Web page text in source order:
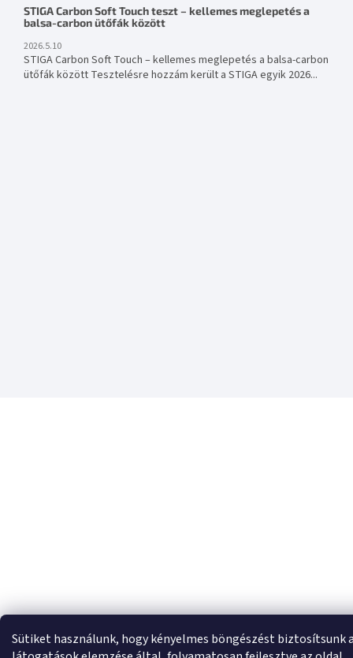
Sütiket használunk, hogy kényelmes böngészést biztosítsunk
STIGA Carbon Soft Touch teszt – kellemes meglepetés a
balsa-carbon ütőfák között
2026.5.10
STIGA Carbon Soft Touch – kellemes meglepetés a balsa-carbon
ütőfák között Tesztelésre hozzám került a STIGA egyik 2026...